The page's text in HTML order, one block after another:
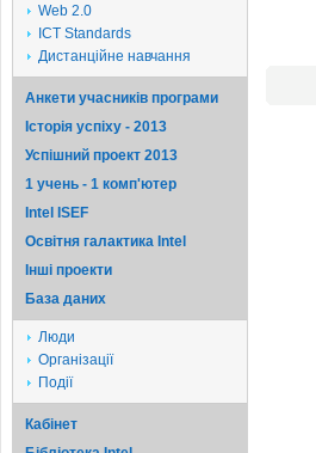
Web 2.0
ICT Standards
Дистанційне навчання
Анкети учасників програми
Історія успіху - 2013
Успішний проект 2013
1 учень - 1 комп'ютер
Intel ISEF
Освітня галактика Intel
Iншi проекти
База даних
Люди
Організації
Події
Кабінет